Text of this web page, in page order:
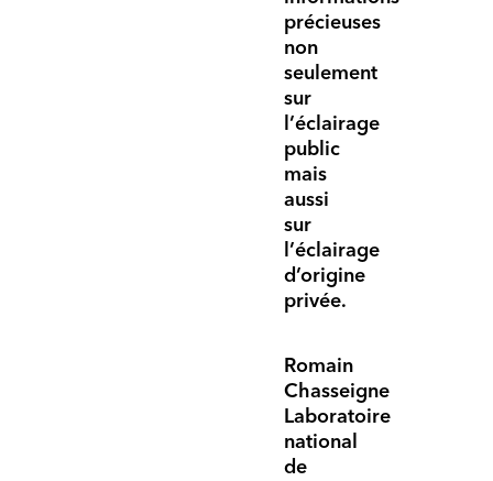
précieuses
non
seulement
sur
l’éclairage
public
mais
aussi
sur
l’éclairage
d’origine
privée.
Romain
Chasseigne
Laboratoire
national
de